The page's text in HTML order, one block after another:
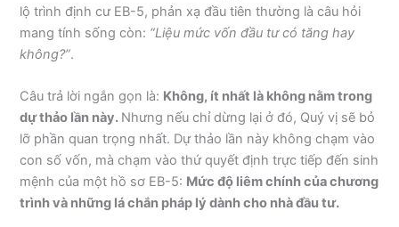
lộ trình định cư EB-5, phản xạ đầu tiên thường là câu hỏi
mang tính sống còn: “Liệu mức vốn đầu tư có tăng hay
không?”.
Câu trả lời ngắn gọn là: Không, ít nhất là không nằm trong
dự thảo lần này. Nhưng nếu chỉ dừng lại ở đó, Quý vị sẽ bỏ
lỡ phần quan trọng nhất. Dự thảo lần này không chạm vào
con số vốn, mà chạm vào thứ quyết định trực tiếp đến sinh
mệnh của một hồ sơ EB-5: Mức độ liêm chính của chương
trình và những lá chắn pháp lý dành cho nhà đầu tư.